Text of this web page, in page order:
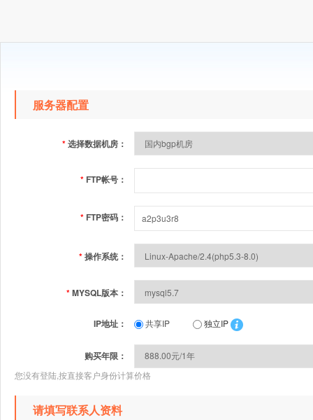
服务器配置
*选择数据机房：
* FTP帐号：
* FTP密码：
*操作系统：
*MYSQL版本：
IP地址： 共享IP 独立IP
购买年限：
您没有登陆,按直接客户身份计算价格
请填写联系人资料